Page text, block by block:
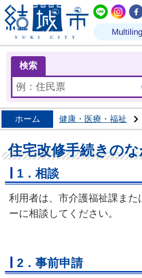
結城市
結
検索
ホーム 健康・医療・福祉
住宅改修手続きの
1．相談
利用者は、市介護福祉課また
ーに相談してください。
2．事前申請